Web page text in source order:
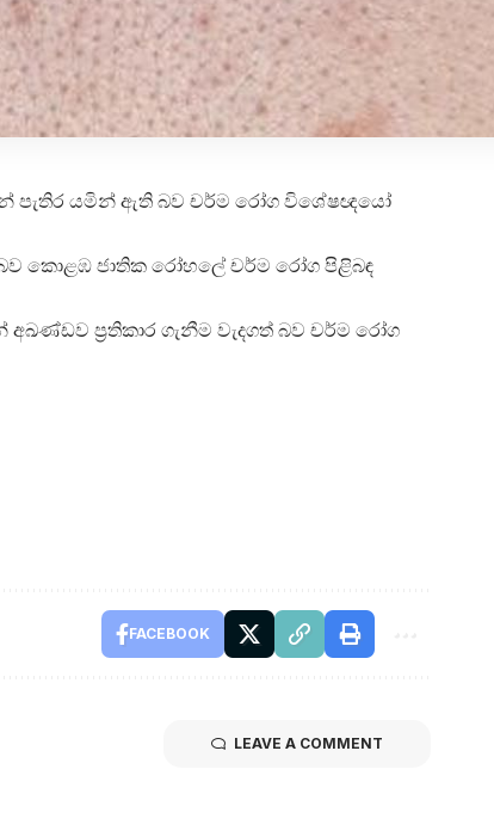
පැතිර යමින් ඇති බව චර්ම රෝග විශේෂඥයෝ
කොළඹ ජාතික රෝහලේ චර්ම රෝග පිළිබඳ
ප්‍රතිකාර ගැනීම වැදගත් බව චර්ම රෝග
FACEBOOK
LEAVE A COMMENT